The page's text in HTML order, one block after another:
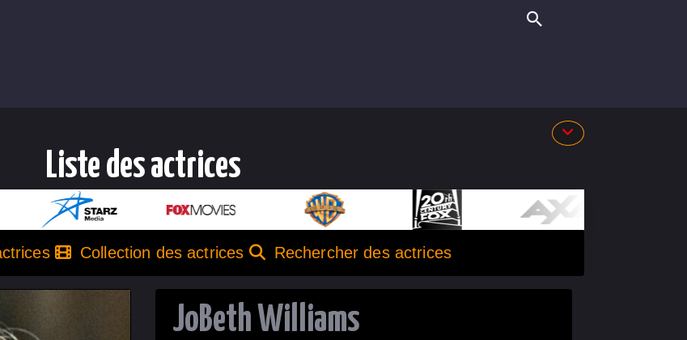
Liste des actrices
Collection des actrices Rechercher des actrices
JoBeth Williams